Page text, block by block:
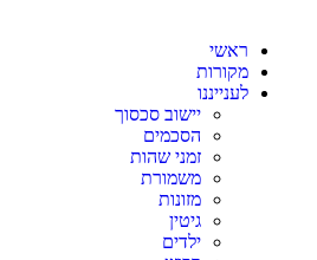
ראשי
מקורות
לענייננו
יישוב סכסוך
הסכמים
זמני שהות
משמורת
מזונות
גיטין
ילדים